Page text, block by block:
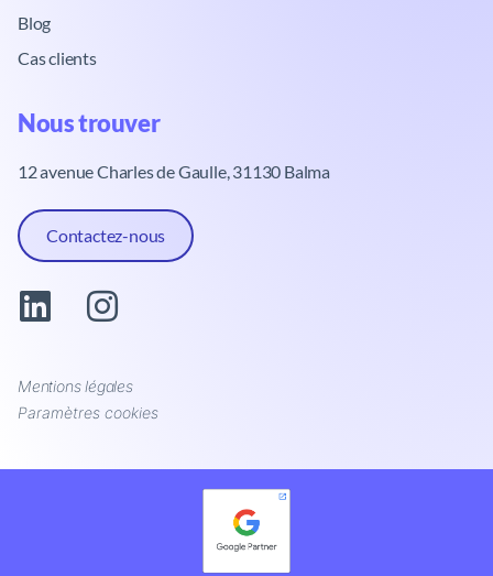
Blog
Cas clients
Nous trouver​
12 avenue Charles de Gaulle, 31130 Balma
Contactez-nous
Mentions légales
Paramètres cookies